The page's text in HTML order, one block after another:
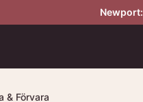
Newport:
& Förvara